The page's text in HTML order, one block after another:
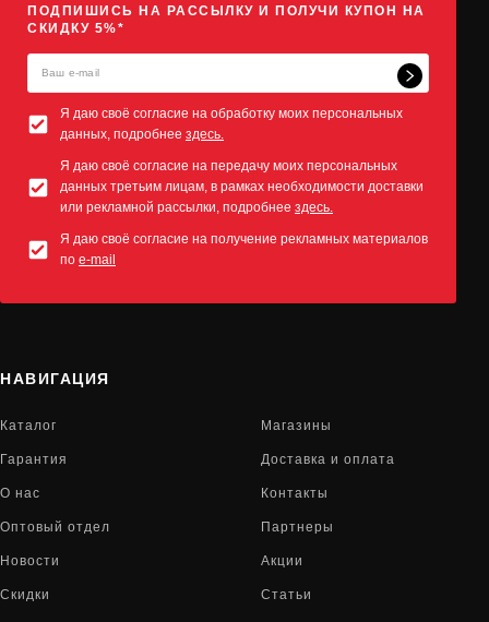
ПОДПИШИСЬ НА РАССЫЛКУ И ПОЛУЧИ КУПОН НА
СКИДКУ 5%*
Я даю своё согласие на обработку моих персональных
данных, подробнее здесь.
Я даю своё согласие на передачу моих персональных
данных третьим лицам, в рамках необходимости доставки
или рекламной рассылки, подробнее здесь.
Я даю своё согласие на получение рекламных материалов
по e-mail
НАВИГАЦИЯ
Каталог Магазины
Гарантия Доставка и оплата
О нас Контакты
Оптовый отдел Партнеры
Новости Акции
Скидки Статьи